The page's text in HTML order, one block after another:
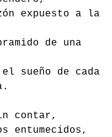
expuesto a la
de una
sueño de cada
contar,
entumecidos,